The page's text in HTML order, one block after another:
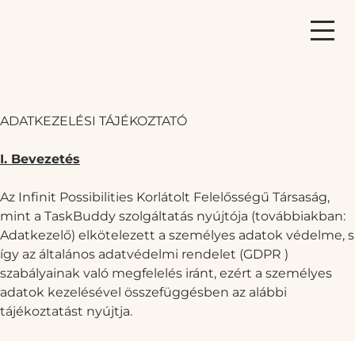
ADATKEZELÉSI TÁJÉKOZTATÓ
I. Bevezetés
Az Infinit Possibilities Korlátolt Felelősségű Társaság,
mint a TaskBuddy szolgáltatás nyújtója (továbbiakban:
Adatkezelő) elkötelezett a személyes adatok védelme, s
így az általános adatvédelmi rendelet (GDPR )
szabályainak való megfelelés iránt, ezért a személyes
adatok kezelésével összefüggésben az alábbi
tájékoztatást nyújtja.